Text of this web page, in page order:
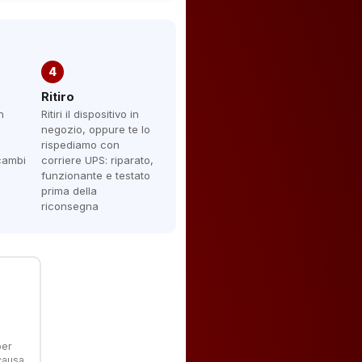
4
Ritiro
Ritiri il dispositivo in
negozio, oppure te lo
rispediamo con
corriere UPS: riparato,
funzionante e testato
prima della
riconsegna